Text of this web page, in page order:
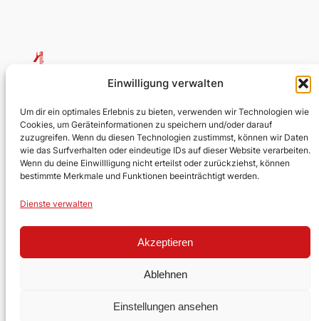
Einwilligung verwalten
Um dir ein optimales Erlebnis zu bieten, verwenden wir Technologien wie
Cookies, um Geräteinformationen zu speichern und/oder darauf
zuzugreifen. Wenn du diesen Technologien zustimmst, können wir Daten
wie das Surfverhalten oder eindeutige IDs auf dieser Website verarbeiten.
Wenn du deine Einwillligung nicht erteilst oder zurückziehst, können
bestimmte Merkmale und Funktionen beeinträchtigt werden.
Dienste verwalten
Akzeptieren
Ablehnen
Einstellungen ansehen
Testumgebung Kirche
Evangelische Kirchengemeinde
Lobberich/Hinsbeck
Über uns
Kontakt
Ehrenamt
WordPress